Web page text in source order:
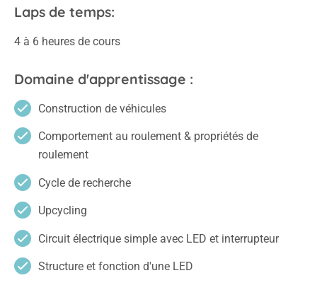
Laps de temps:
4 à 6 heures de cours
Domaine d'apprentissage :
Construction de véhicules
Comportement au roulement & propriétés de
roulement
Cycle de recherche
Upcycling
Circuit électrique simple avec LED et interrupteur
Structure et fonction d'une LED